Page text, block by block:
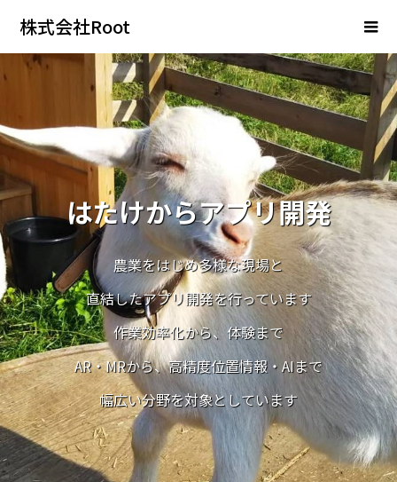
株式会社Root
はたけからアプリ開発
農業をはじめ多様な現場と
直結したアプリ開発を行っています
作業効率化から、体験まで
AR・MRから、高精度位置情報・AIまで
幅広い分野を対象としています